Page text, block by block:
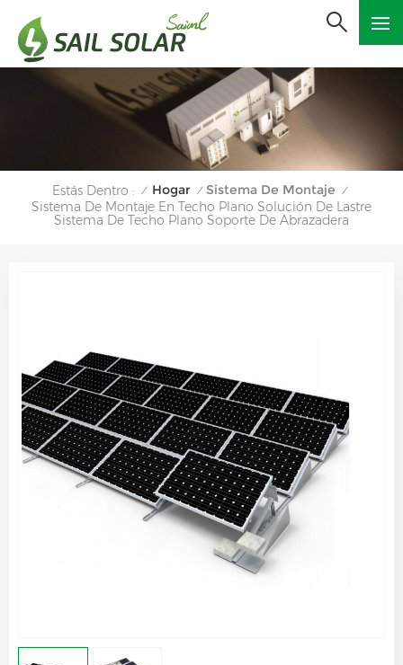
Estás Dentro : / Hogar / Sistema De Montaje /
Sistema De Montaje En Techo Plano Solución De Lastre
Sistema De Techo Plano Soporte De Abrazadera